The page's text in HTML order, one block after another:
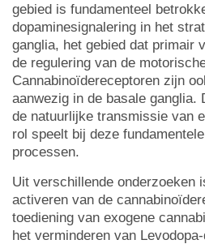
gebied is fundamenteel
dopaminesignalering in het
ganglia, het gebied dat primair
de regulering van de
Cannabinoïdereceptoren zijn
aanwezig in de basale ganglia.
de natuurlijke transmissie van
rol speelt bij deze
processen.
Uit verschillende onderzoeken
activeren van de
toediening van exogene
het verminderen van